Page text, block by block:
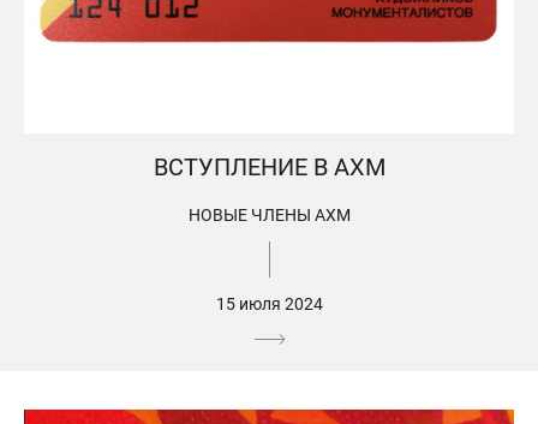
ВСТУПЛЕНИЕ В АХМ
НОВЫЕ ЧЛЕНЫ АХМ
15 июля 2024